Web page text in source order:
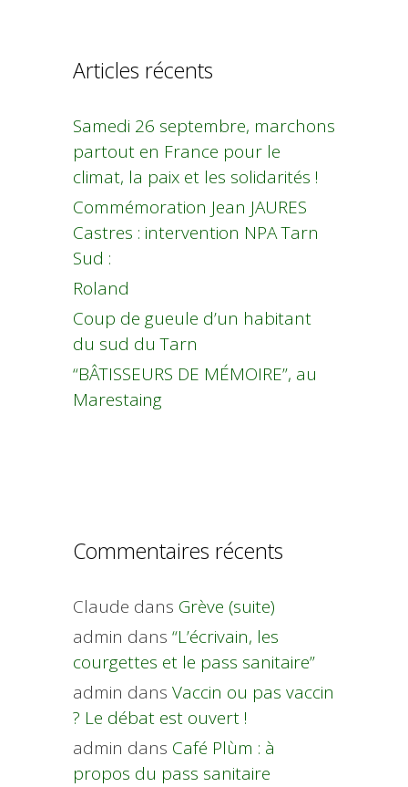
Articles récents
Samedi 26 septembre, marchons
partout en France pour le
climat, la paix et les solidarités !
Commémoration Jean JAURES
Castres : intervention NPA Tarn
Sud :
Roland
Coup de gueule d’un habitant
du sud du Tarn
“BÂTISSEURS DE MÉMOIRE”, au
Marestaing
Commentaires récents
Claude dans Grève (suite)
admin dans “L’écrivain, les
courgettes et le pass sanitaire”
admin dans Vaccin ou pas vaccin
? Le débat est ouvert !
admin dans Café Plùm : à
propos du pass sanitaire